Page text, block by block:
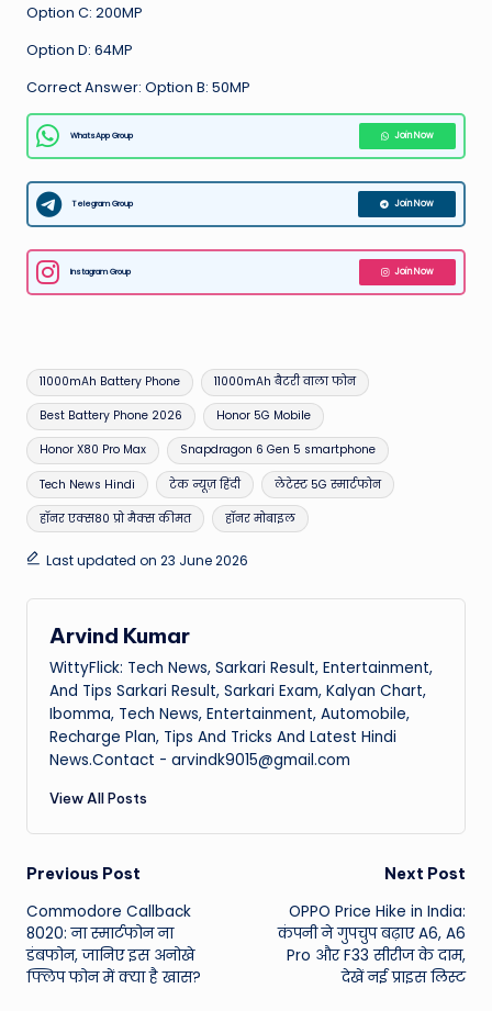
Option C: 200MP
Option D: 64MP
Correct Answer: Option B: 50MP
WhatsApp Group Join Now
Telegram Group Join Now
Instagram Group Join Now
Tags:
11000mAh Battery Phone 11000mAh बैटरी वाला फोन
Best Battery Phone 2026 Honor 5G Mobile
Honor X80 Pro Max Snapdragon 6 Gen 5 smartphone
Tech News Hindi टेक न्यूज़ हिंदी लेटेस्ट 5G स्मार्टफोन
हॉनर एक्स80 प्रो मैक्स कीमत हॉनर मोबाइल
Last updated on 23 June 2026
Arvind Kumar
WittyFlick: Tech News, Sarkari Result, Entertainment,
And Tips Sarkari Result, Sarkari Exam, Kalyan Chart,
Ibomma, Tech News, Entertainment, Automobile,
Recharge Plan, Tips And Tricks And Latest Hindi
News.Contact - arvindk9015@gmail.com
View All Posts
Post
navigation
Previous Post
Commodore Callback
8020: ना स्मार्टफोन ना
डंबफोन, जानिए इस अनोखे
फ्लिप फोन में क्या है खास?
Next Post
OPPO Price Hike in India:
कंपनी ने गुपचुप बढ़ाए A6, A6
Pro और F33 सीरीज के दाम,
देखें नई प्राइस लिस्ट